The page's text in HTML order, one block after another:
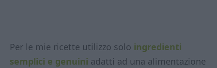
Per le mie ricette utilizzo solo ingredienti
semplici e genuini adatti ad una alimentazione